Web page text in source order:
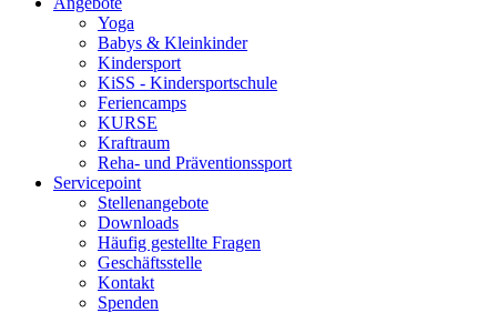
Yoga
Babys & Kleinkinder
Kindersport
KiSS - Kindersportschule
Feriencamps
KURSE
Kraftraum
Reha- und Präventionssport
Servicepoint
Stellenangebote
Downloads
Häufig gestellte Fragen
Geschäftsstelle
Kontakt
Spenden